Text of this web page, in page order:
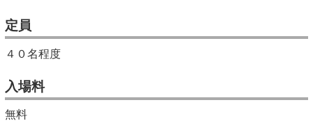
定員
４０名程度
入場料
無料